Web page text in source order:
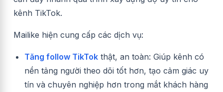
kênh TikTok.
Mailike hiện cung cấp các dịch vụ:
Tăng follow TikTok thật, an toàn: Giúp kênh có
nền tảng người theo dõi tốt hơn, tạo cảm giác uy
tín và chuyên nghiệp hơn trong mắt khách hàng